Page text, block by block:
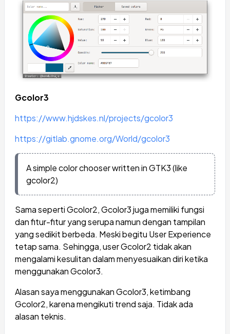
Gcolor3
https://www.hjdskes.nl/projects/gcolor3
https://gitlab.gnome.org/World/gcolor3
A simple color chooser written in GTK3 (like
gcolor2)
Sama seperti Gcolor2, Gcolor3 juga memiliki fungsi
dan fitur-fitur yang serupa namun dengan tampilan
yang sedikit berbeda. Meski begitu User Experience
tetap sama. Sehingga, user Gcolor2 tidak akan
mengalami kesulitan dalam menyesuaikan diri ketika
menggunakan Gcolor3.
Alasan saya menggunakan Gcolor3, ketimbang
Gcolor2, karena mengikuti trend saja. Tidak ada
alasan teknis.